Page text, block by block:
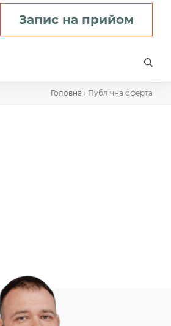
Запис на прийом
Головна › Публічна оферта